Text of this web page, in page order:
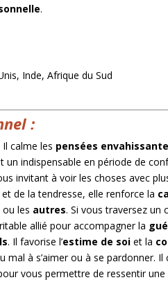
.
Inde, Afrique du Sud
:
Il calme les pensées
un indispensable en période de
invitant à voir les choses avec
et de la tendresse, elle renforce la
ou les autres. Si vous traversez un
allié pour accompagner la
. Il favorise l’estime de soi et la
à s’aimer ou à se pardonner. Il
vous permettre de ressentir une